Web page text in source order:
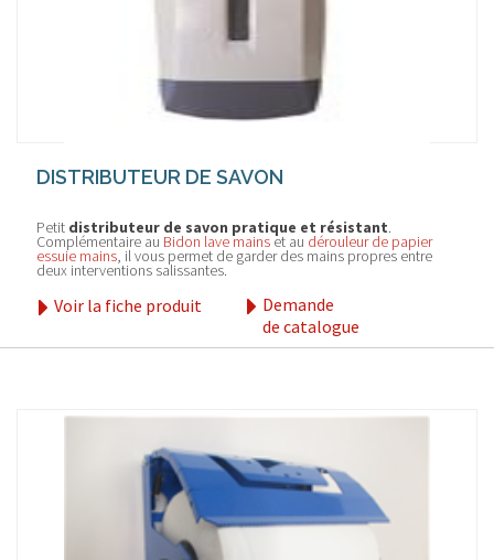
DISTRIBUTEUR DE SAVON
Petit distributeur de savon pratique et résistant.
Complémentaire au Bidon lave mains et au dérouleur de papier
essuie mains, il vous permet de garder des mains propres entre
deux interventions salissantes.
Voir la fiche produit
Demande
de catalogue